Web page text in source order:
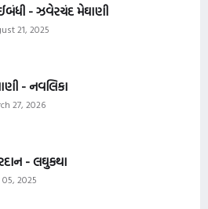
- ઝવેરચંદ મેઘાણી
21, 2025
- નવલિકા
27, 2026
- લઘુકથા
2025